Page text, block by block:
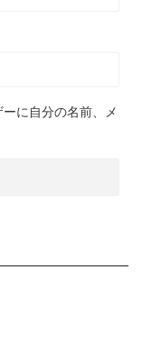
に自分の名前、メ